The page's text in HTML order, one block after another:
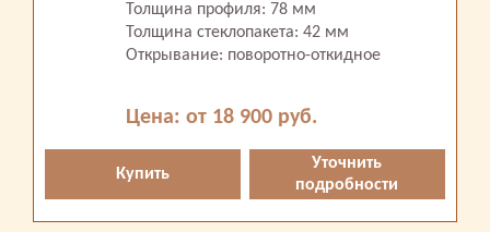
Толщина профиля: 78 мм
Толщина стеклопакета: 42 мм
Открывание: поворотно-откидное
Цена: от 18 900 руб.
Купить
Уточнить
подробности